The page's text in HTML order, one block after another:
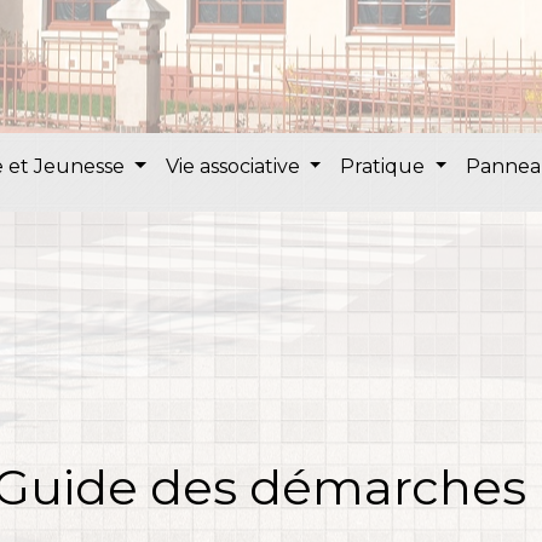
et Jeunesse Vie associative Pratique
des démarches